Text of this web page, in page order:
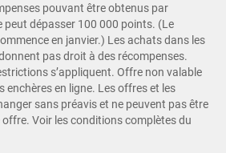
pouvant être obtenus par
peut dépasser 100 000 points. (Le
en janvier.) Les achats dans les
pas droit à des récompenses.
s’appliquent. Offre non valable
enchères en ligne. Les offres et les
sans préavis et ne peuvent pas être
Voir les conditions complètes du